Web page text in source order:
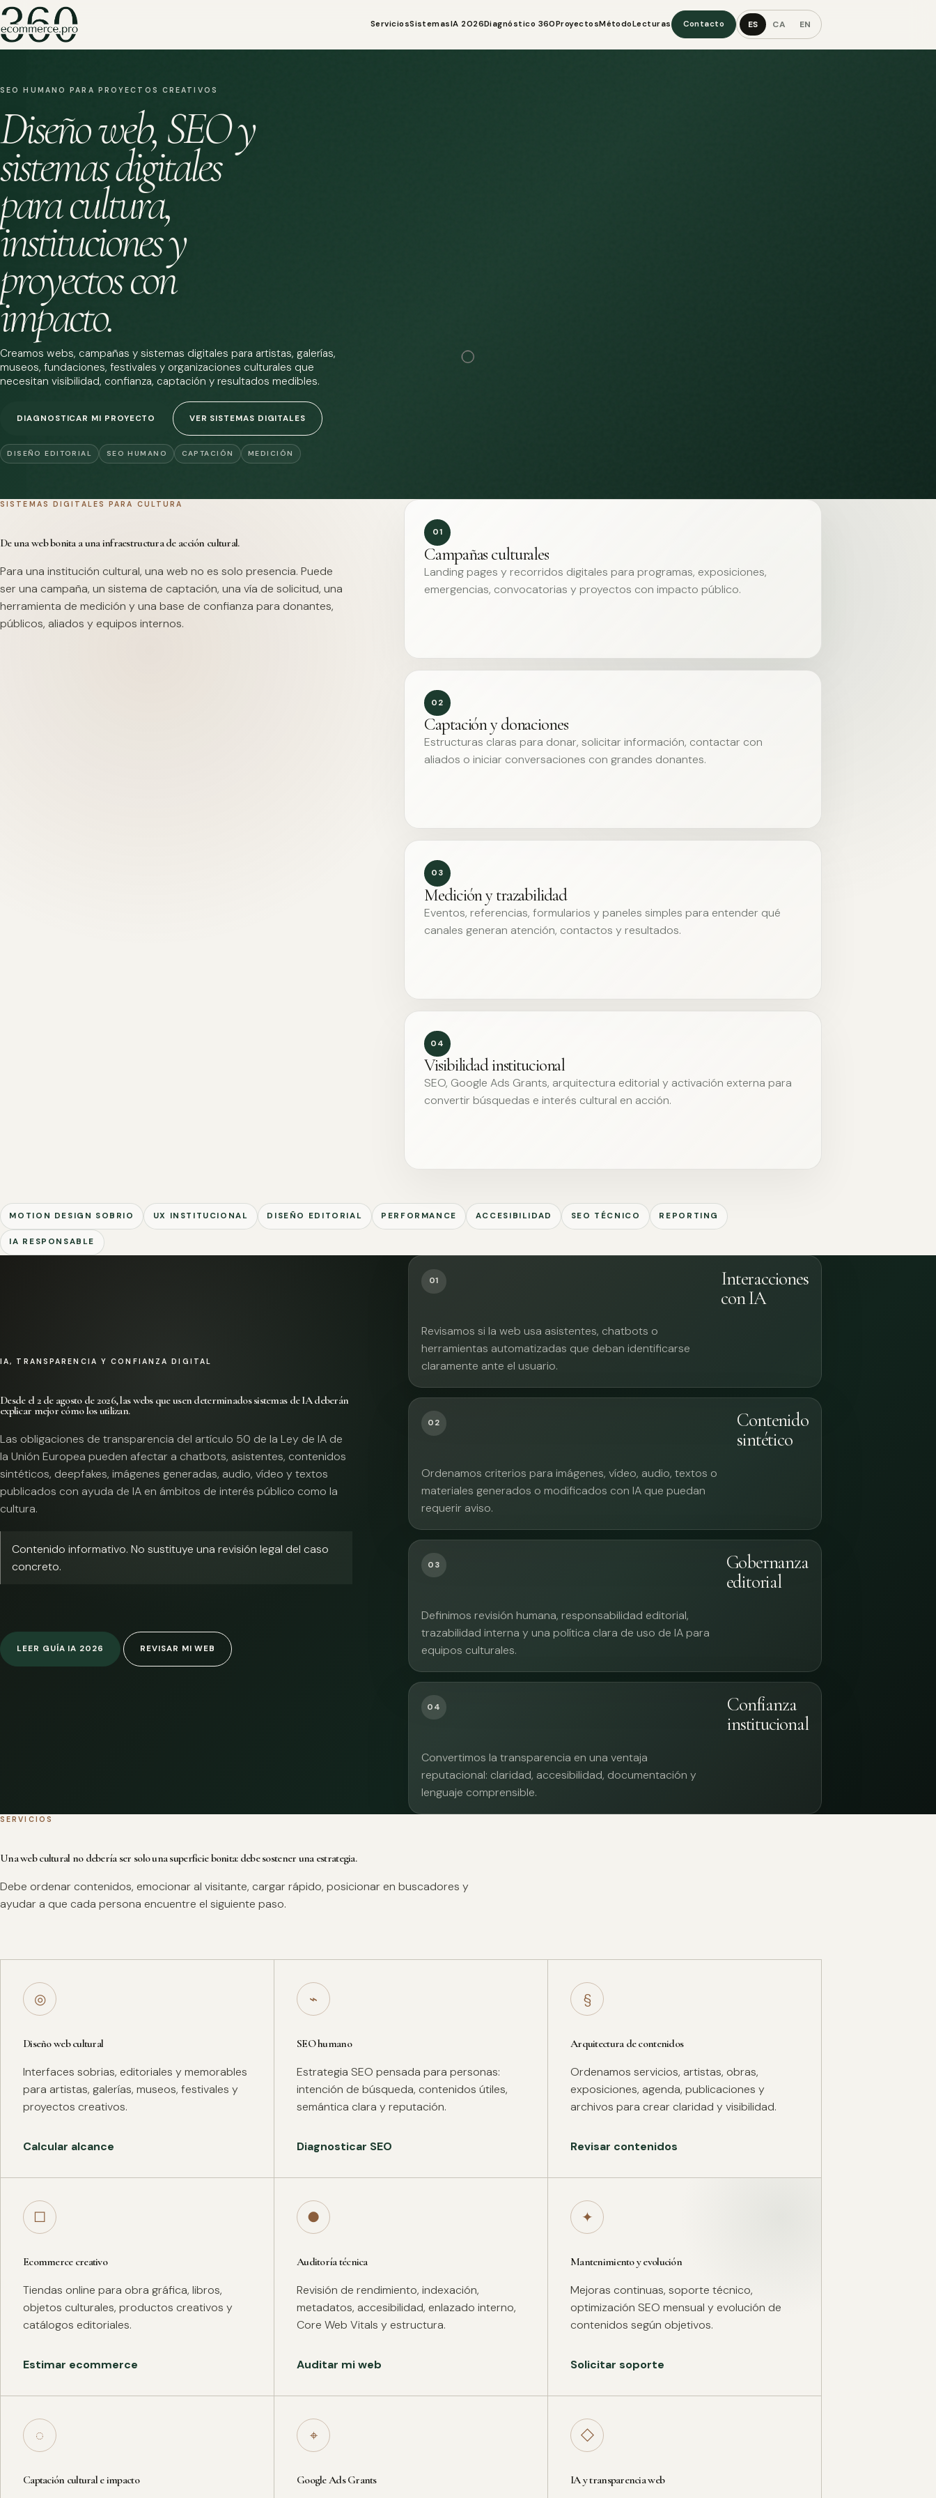
ServiciosSistemasIA 2026Diagnóstico 360ProyectosMétodoLecturas Contacto ES CA EN
SEO HUMANO PARA PROYECTOS CREATIVOS
Diseño web, SEO y
sistemas digitales
para cultura,
instituciones y
proyectos con
impacto.
Creamos webs, campañas y sistemas digitales para artistas, galerías,
museos, fundaciones, festivales y organizaciones culturales que
necesitan visibilidad, confianza, captación y resultados medibles.
DIAGNOSTICAR MI PROYECTO VER SISTEMAS DIGITALES
DISEÑO EDITORIAL SEO HUMANO CAPTACIÓN MEDICIÓN
SISTEMAS DIGITALES PARA CULTURA
De una web bonita a una infraestructura de acción cultural.
Para una institución cultural, una web no es solo presencia. Puede
ser una campaña, un sistema de captación, una vía de solicitud, una
herramienta de medición y una base de confianza para donantes,
públicos, aliados y equipos internos.
01
Campañas culturales
Landing pages y recorridos digitales para programas, exposiciones,
emergencias, convocatorias y proyectos con impacto público.
02
Captación y donaciones
Estructuras claras para donar, solicitar información, contactar con
aliados o iniciar conversaciones con grandes donantes.
03
Medición y trazabilidad
Eventos, referencias, formularios y paneles simples para entender qué
canales generan atención, contactos y resultados.
04
Visibilidad institucional
SEO, Google Ads Grants, arquitectura editorial y activación externa para
convertir búsquedas e interés cultural en acción.
MOTION DESIGN SOBRIO UX INSTITUCIONAL DISEÑO EDITORIAL PERFORMANCE ACCESIBILIDAD SEO TÉCNICO REPORTING
IA RESPONSABLE
IA, TRANSPARENCIA Y CONFIANZA DIGITAL
Desde el 2 de agosto de 2026, las webs que usen determinados sistemas de IA deberán
explicar mejor cómo los utilizan.
Las obligaciones de transparencia del artículo 50 de la Ley de IA de
la Unión Europea pueden afectar a chatbots, asistentes, contenidos
sintéticos, deepfakes, imágenes generadas, audio, vídeo y textos
publicados con ayuda de IA en ámbitos de interés público como la
cultura.
Contenido informativo. No sustituye una revisión legal del caso
concreto.
LEER GUÍA IA 2026 REVISAR MI WEB
01
Interacciones
con IA
Revisamos si la web usa asistentes, chatbots o
herramientas automatizadas que deban identificarse
claramente ante el usuario.
02
Contenido
sintético
Ordenamos criterios para imágenes, vídeo, audio, textos o
materiales generados o modificados con IA que puedan
requerir aviso.
03
Gobernanza
editorial
Definimos revisión humana, responsabilidad editorial,
trazabilidad interna y una política clara de uso de IA para
equipos culturales.
04
Confianza
institucional
Convertimos la transparencia en una ventaja
reputacional: claridad, accesibilidad, documentación y
lenguaje comprensible.
SERVICIOS
Una web cultural no debería ser solo una superficie bonita: debe sostener una estrategia.
Debe ordenar contenidos, emocionar al visitante, cargar rápido, posicionar en buscadores y
ayudar a que cada persona encuentre el siguiente paso.
◎
Diseño web cultural
Interfaces sobrias, editoriales y memorables
para artistas, galerías, museos, festivales y
proyectos creativos.
Calcular alcance
⌁
SEO humano
Estrategia SEO pensada para personas:
intención de búsqueda, contenidos útiles,
semántica clara y reputación.
Diagnosticar SEO
§
Arquitectura de contenidos
Ordenamos servicios, artistas, obras,
exposiciones, agenda, publicaciones y
archivos para crear claridad y visibilidad.
Revisar contenidos
□
Ecommerce creativo
Tiendas online para obra gráfica, libros,
objetos culturales, productos creativos y
catálogos editoriales.
Estimar ecommerce
●
Auditoría técnica
Revisión de rendimiento, indexación,
metadatos, accesibilidad, enlazado interno,
Core Web Vitals y estructura.
Auditar mi web
✦
Mantenimiento y evolución
Mejoras continuas, soporte técnico,
optimización SEO mensual y evolución de
contenidos según objetivos.
Solicitar soporte
◌
Captación cultural e impacto
⌖
Google Ads Grants
◇
IA y transparencia web